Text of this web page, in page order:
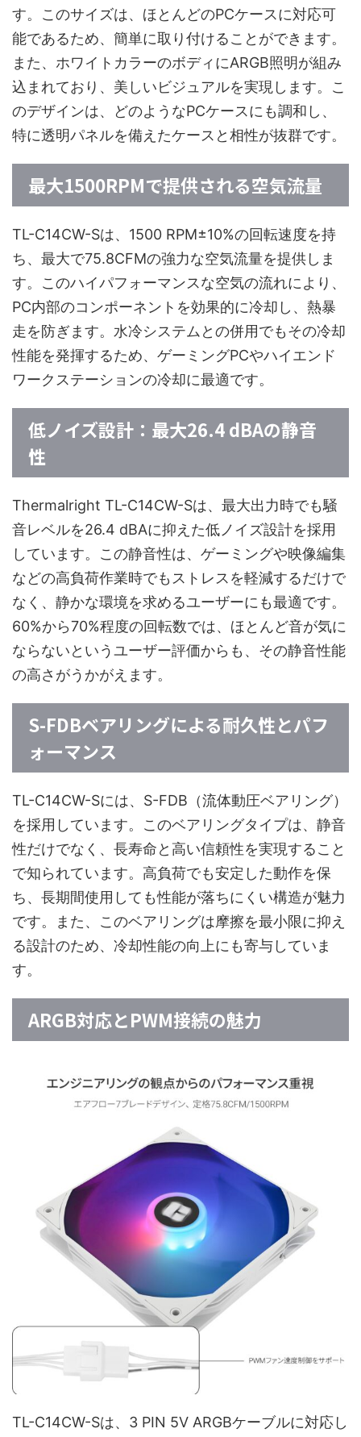
す。このサイズは、ほとんどのPCケースに対応可
能であるため、簡単に取り付けることができます。
また、ホワイトカラーのボディにARGB照明が組み
込まれており、美しいビジュアルを実現します。こ
のデザインは、どのようなPCケースにも調和し、
特に透明パネルを備えたケースと相性が抜群です。
最大1500RPMで提供される空気流量
TL-C14CW-Sは、1500 RPM±10%の回転速度を持
ち、最大で75.8CFMの強力な空気流量を提供しま
す。このハイパフォーマンスな空気の流れにより、
PC内部のコンポーネントを効果的に冷却し、熱暴
走を防ぎます。水冷システムとの併用でもその冷却
性能を発揮するため、ゲーミングPCやハイエンド
ワークステーションの冷却に最適です。
低ノイズ設計：最大26.4 dBAの静音
性
Thermalright TL-C14CW-Sは、最大出力時でも騒
音レベルを26.4 dBAに抑えた低ノイズ設計を採用
しています。この静音性は、ゲーミングや映像編集
などの高負荷作業時でもストレスを軽減するだけで
なく、静かな環境を求めるユーザーにも最適です。
60%から70%程度の回転数では、ほとんど音が気に
ならないというユーザー評価からも、その静音性能
の高さがうかがえます。
S-FDBベアリングによる耐久性とパフ
ォーマンス
TL-C14CW-Sには、S-FDB（流体動圧ベアリング）
を採用しています。このベアリングタイプは、静音
性だけでなく、長寿命と高い信頼性を実現すること
で知られています。高負荷でも安定した動作を保
ち、長期間使用しても性能が落ちにくい構造が魅力
です。また、このベアリングは摩擦を最小限に抑え
る設計のため、冷却性能の向上にも寄与していま
す。
ARGB対応とPWM接続の魅力
TL-C14CW-Sは、3 PIN 5V ARGBケーブルに対応し